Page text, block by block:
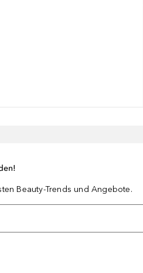
Beauty-Trends und Angebote.